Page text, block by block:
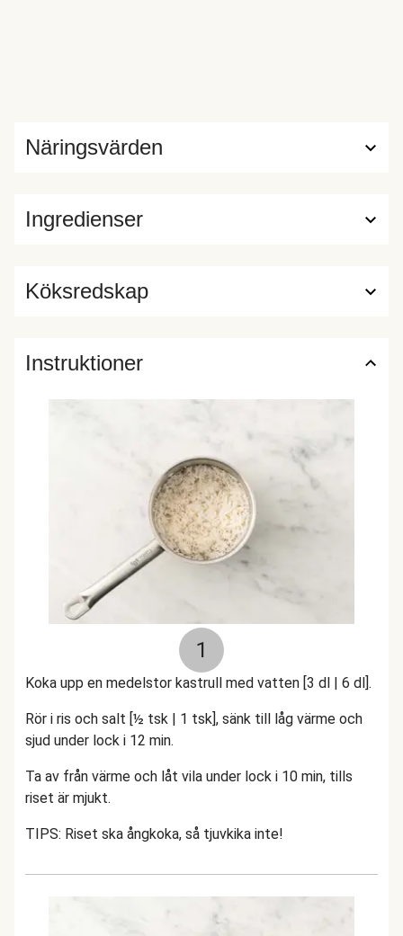
Ingredienser
Näringsvärden
Köksredskap
Instruktioner
1
Koka upp en medelstor kastrull med vatten [3 dl | 6 dl].
Rör i ris och salt [½ tsk | 1 tsk], sänk till låg värme och
sjud under lock i 12 min.
Ta av från värme och låt vila under lock i 10 min, tills
riset är mjukt.
TIPS: Riset ska ångkoka, så tjuvkika inte!